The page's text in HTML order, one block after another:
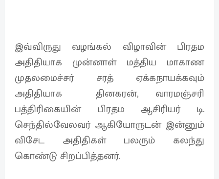
இவ்விருது வழங்கல் விழாவின் பிரதம
அதிதியாக முன்னாள் மத்திய மாகாண
முதலமைச்சர் சரத் ஏக்கநாயக்கவும்
அதிதியாக தினகரன், வாரமஞ்சரி
பத்திரிகையின் பிரதம ஆசிரியர் டி.
செந்தில்வேலவர் ஆகியோருடன் இன்னும்
விசேட அதிதிகள் பலரும் கலந்து
கொண்டு சிறப்பித்தனர்.